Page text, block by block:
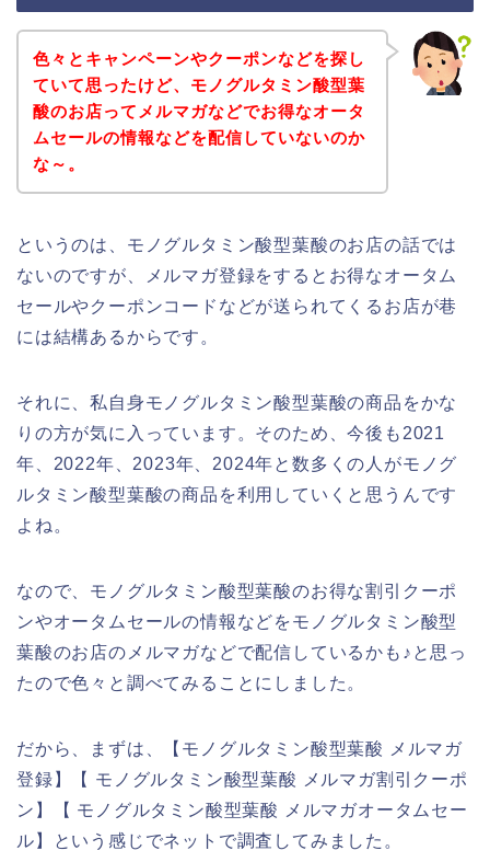
色々とキャンペーンやクーポンなどを探し
ていて思ったけど、モノグルタミン酸型葉
酸のお店ってメルマガなどでお得なオータ
ムセールの情報などを配信していないのか
な～。
というのは、モノグルタミン酸型葉酸のお店の話では
ないのですが、メルマガ登録をするとお得なオータム
セールやクーポンコードなどが送られてくるお店が巷
には結構あるからです。
それに、私自身モノグルタミン酸型葉酸の商品をかな
りの方が気に入っています。そのため、今後も2021
年、2022年、2023年、2024年と数多くの人がモノグ
ルタミン酸型葉酸の商品を利用していくと思うんです
よね。
なので、モノグルタミン酸型葉酸のお得な割引クーポ
ンやオータムセールの情報などをモノグルタミン酸型
葉酸のお店のメルマガなどで配信しているかも♪と思っ
たので色々と調べてみることにしました。
だから、まずは、【モノグルタミン酸型葉酸 メルマガ
登録】【 モノグルタミン酸型葉酸 メルマガ割引クーポ
ン】【 モノグルタミン酸型葉酸 メルマガオータムセー
ル】という感じでネットで調査してみました。